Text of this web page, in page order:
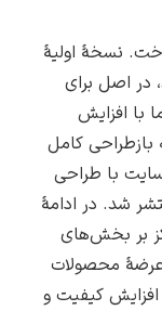
نسخهٔ اولیهٔ
شد، در اصل برای
با افزایش
بازطراحی کامل
نسخهٔ دوم سایت با طراحی
شد. در ادامهٔ
بر بخش‌های
عرضهٔ محصولات
افزایش کیفیت و